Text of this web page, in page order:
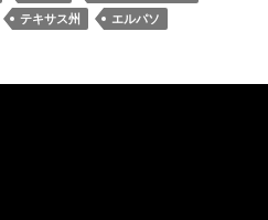
テキサス州 エルパソ